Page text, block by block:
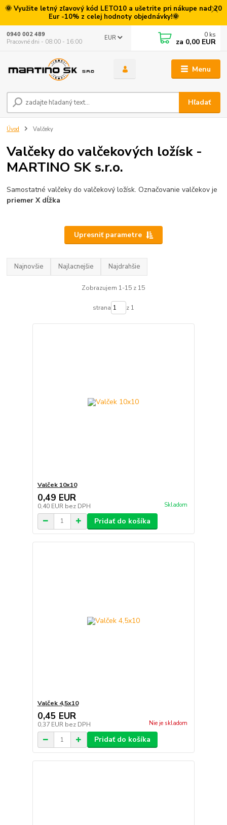
🌞 Využite letný zľavový kód LETO10 a ušetrite pri nákupe nad 20
Eur -10% z celej hodnoty objednávky!🌞
Menu
EUR
Hľadať
0940 002 489
Pracovné dni - 08:00 - 16:00
0 ks
za 0,00 EUR
Úvod Valčeky
Valčeky do valčekových ložísk -
MARTINO SK s.r.o.
Samostatné valčeky do valčekový ložísk. Označovanie valčekov je
priemer X dĺžka
Upresniť parametre
Najnovšie Najlacnejšie Najdrahšie
Zobrazujem 1-15 z 15
strana z 1
Valček 10x10
0,49 EUR
0,40 EUR bez DPH Skladom
Pridať do košíka
Valček 4,5x10
0,45 EUR
0,37 EUR bez DPH Nie je skladom
Pridať do košíka